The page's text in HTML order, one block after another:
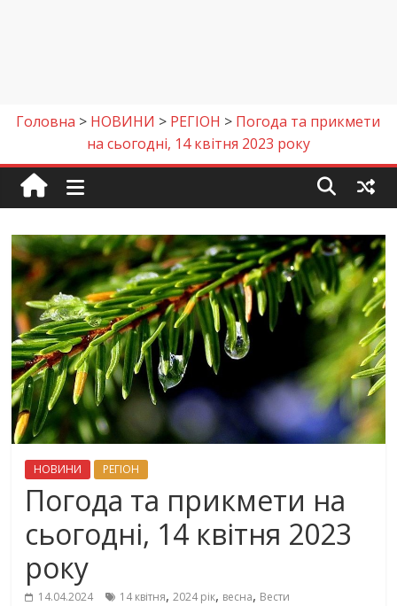
Головна > НОВИНИ > РЕГІОН > Погода та прикмети
на сьогодні, 14 квітня 2023 року
НОВИНИ РЕГІОН
Погода та прикмети на
сьогодні, 14 квітня 2023
року
14.04.2024 14 квітня,2024 рік, весна, Вести